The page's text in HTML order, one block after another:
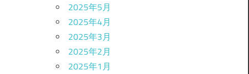
2025年5月
2025年4月
2025年3月
2025年2月
2025年1月